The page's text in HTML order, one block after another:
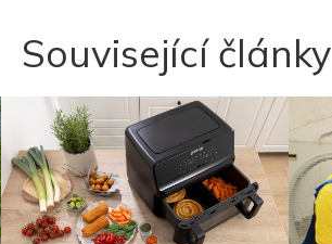
Související články